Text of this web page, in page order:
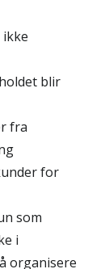
blir
fra
for
som
i
organisere